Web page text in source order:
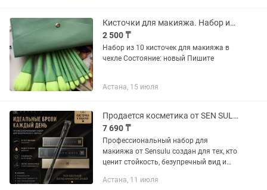
Кисточки для макияжа. Набор из 10 кисточек в чехле
2 500 ₸
Набор из 10 кисточек для макияжа в
чехле Состояние: новый Пишите
Астана, 15 июля
Продается косметика от SEN SULU стайлер для бровей
7 690 ₸
Профессиональный набор для
макияжа от Sensulu создан для тех, кто
ценит стойкость, безупречный вид и
незаменимых продукта в одной
Астана, 11 июля